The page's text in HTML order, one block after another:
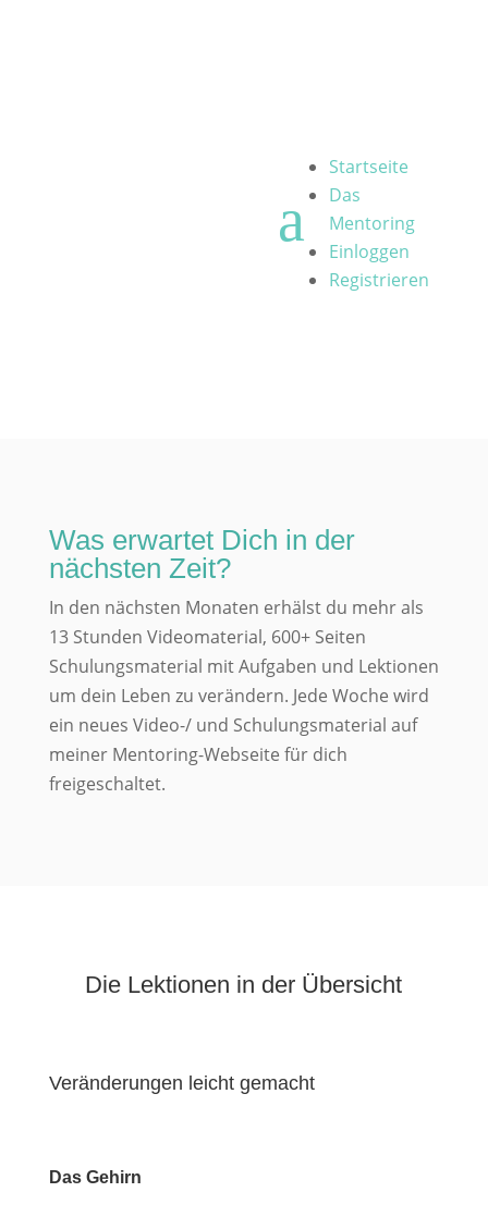
a
Startseite
Das
Mentoring
Einloggen
Registrieren
Was erwartet Dich in der
nächsten Zeit?
In den nächsten Monaten erhälst du mehr als
13 Stunden Videomaterial, 600+ Seiten
Schulungsmaterial mit Aufgaben und Lektionen
um dein Leben zu verändern. Jede Woche wird
ein neues Video-/ und Schulungsmaterial auf
meiner Mentoring-Webseite für dich
freigeschaltet.
Die Lektionen in der Übersicht
Veränderungen leicht gemacht
Das Gehirn